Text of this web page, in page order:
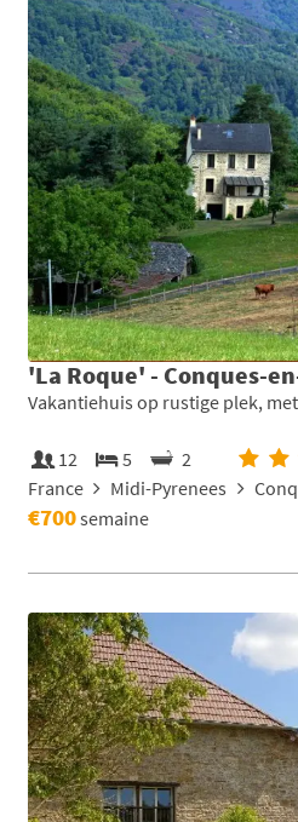
'La Roque' - Conques-
Vakantiehuis op rustige plek,
12 5
2
France
Midi-Pyrenees
€700semaine